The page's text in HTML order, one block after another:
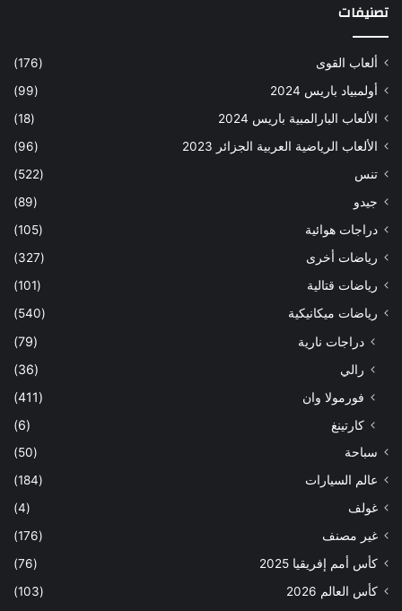
تصنيفات
ألعاب القوى
(176)
أولمبياد باريس 2024
(99)
الألعاب البارالمبية باريس 2024
(18)
الألعاب الرياضية العربية الجزائر 2023
(96)
تنس
(522)
جيدو
(89)
دراجات هوائية
(105)
رياضات أخرى
(327)
رياضات قتالية
(101)
رياضات ميكانيكية
(540)
دراجات نارية
(79)
رالي
(36)
فورمولا وان
(411)
كارتينغ
(6)
سباحة
(50)
عالم السيارات
(184)
غولف
(4)
غير مصنف
(176)
كأس أمم إفريقيا 2025
(76)
كأس العالم 2026
(103)